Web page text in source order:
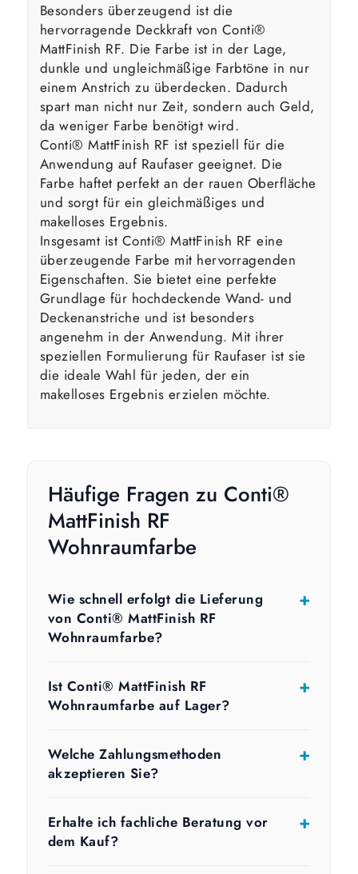
Besonders überzeugend ist die
hervorragende Deckkraft von Conti®
MattFinish RF. Die Farbe ist in der Lage,
dunkle und ungleichmäßige Farbtöne in nur
einem Anstrich zu überdecken. Dadurch
spart man nicht nur Zeit, sondern auch Geld,
da weniger Farbe benötigt wird.
Conti® MattFinish RF ist speziell für die
Anwendung auf Raufaser geeignet. Die
Farbe haftet perfekt an der rauen Oberfläche
und sorgt für ein gleichmäßiges und
makelloses Ergebnis.
Insgesamt ist Conti® MattFinish RF eine
überzeugende Farbe mit hervorragenden
Eigenschaften. Sie bietet eine perfekte
Grundlage für hochdeckende Wand- und
Deckenanstriche und ist besonders
angenehm in der Anwendung. Mit ihrer
speziellen Formulierung für Raufaser ist sie
die ideale Wahl für jeden, der ein
makelloses Ergebnis erzielen möchte.
Häufige Fragen zu Conti®
MattFinish RF
Wohnraumfarbe
Wie schnell erfolgt die Lieferung
von Conti® MattFinish RF
Wohnraumfarbe?
Ist Conti® MattFinish RF
Wohnraumfarbe auf Lager?
Welche Zahlungsmethoden
akzeptieren Sie?
Erhalte ich fachliche Beratung vor
dem Kauf?